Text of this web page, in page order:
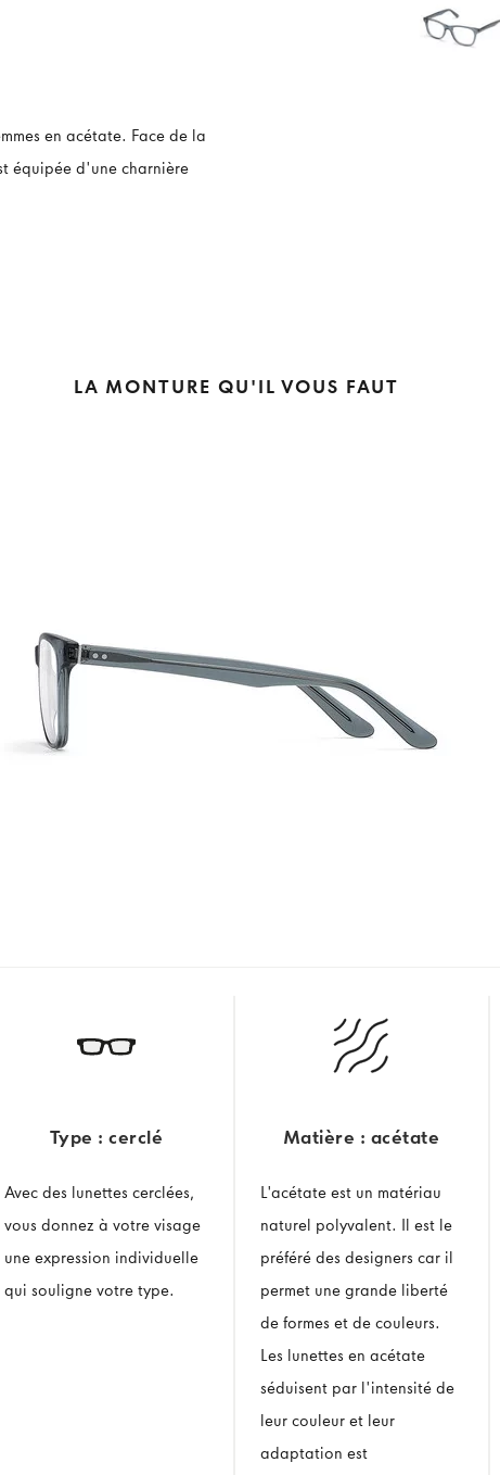
en acétate. Face de la
équipée d'une charnière
LA MONTURE QU'IL VOUS FAUT
Type : cerclé
Avec des lunettes cerclées,
vous donnez à votre visage
une expression individuelle
qui souligne votre type.
Matière : acétate
L'acétate est un matériau
naturel polyvalent. Il est le
préféré des designers car il
permet une grande liberté
de formes et de couleurs.
Les lunettes en acétate
séduisent par l'intensité de
leur couleur et leur
adaptation est